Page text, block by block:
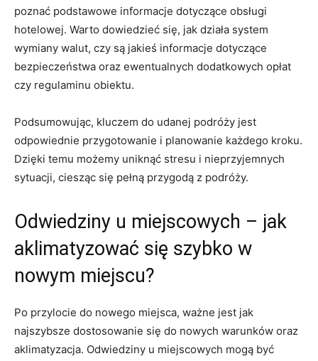
poznać podstawowe informacje dotyczące obsługi
hotelowej. Warto dowiedzieć się, jak działa system
wymiany walut, ⁣czy⁣ są jakieś informacje dotyczące
bezpieczeństwa oraz ewentualnych dodatkowych opłat
czy regulaminu obiektu.
Podsumowując, kluczem do udanej podróży jest⁣
odpowiednie przygotowanie⁣ i planowanie ⁤każdego kroku.⁤
Dzięki temu możemy uniknąć stresu ⁣i nieprzyjemnych
‍sytuacji, ciesząc się pełną przygodą z podróży.
Odwiedziny u miejscowych – ​jak
aklimatyzować się szybko w‌
nowym miejscu?
Po przylocie do nowego miejsca, ważne jest jak
najszybsze dostosowanie się do nowych‍ warunków oraz
aklimatyzacja.‍ Odwiedziny u miejscowych mogą ⁤być